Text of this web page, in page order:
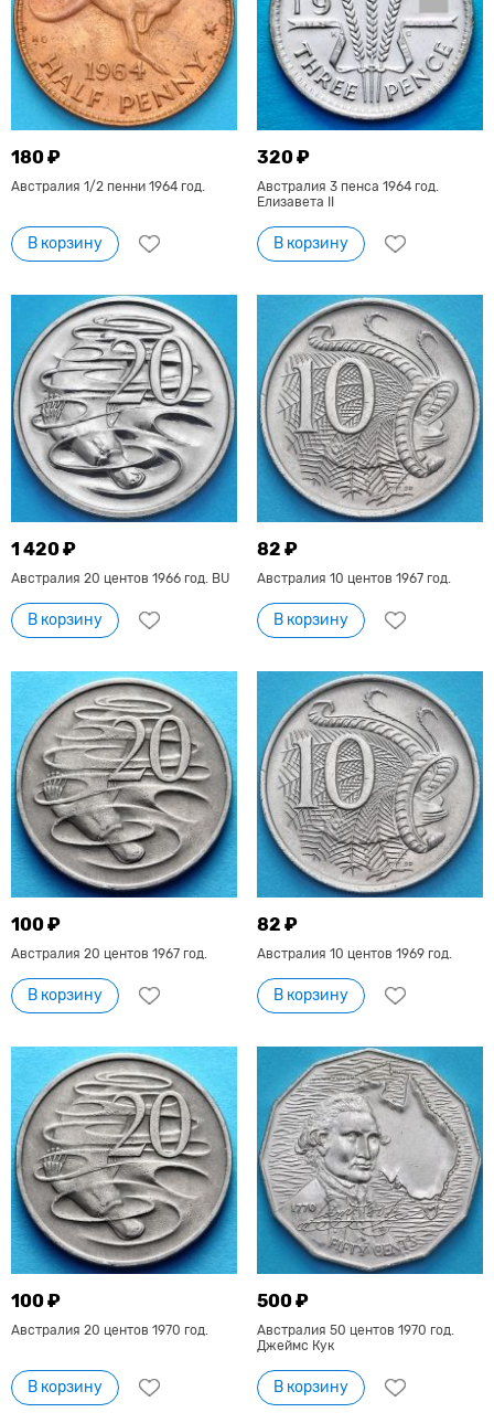
180 ₽
Австралия 1/2 пенни 1964 год.
В корзину
320 ₽
Австралия 3 пенса 1964 год.
Елизавета II
В корзину
1 420 ₽
Австралия 20 центов 1966 год. BU
В корзину
82 ₽
Австралия 10 центов 1967 год.
В корзину
100 ₽
Австралия 20 центов 1967 год.
В корзину
82 ₽
Австралия 10 центов 1969 год.
В корзину
100 ₽
Австралия 20 центов 1970 год.
В корзину
500 ₽
Австралия 50 центов 1970 год.
Джеймс Кук
В корзину